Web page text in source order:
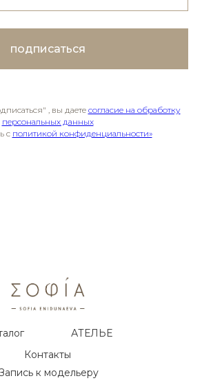
подписаться
, вы даете согласие на обработку
персональных данных
c политикой конфиденциальности»
АТЕЛЬЕ
Контакты
к модельеру